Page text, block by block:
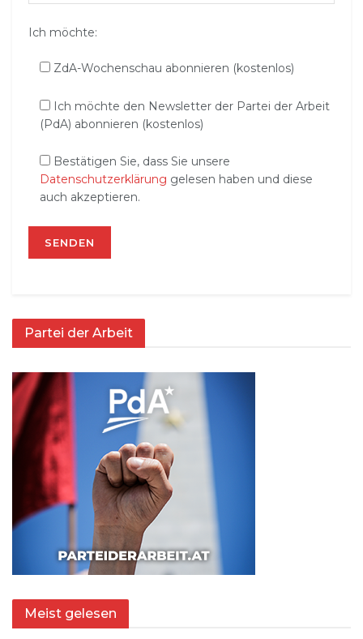
Ich möchte:
ZdA-Wochenschau abonnieren (kostenlos)
Ich möchte den Newsletter der Partei der Arbeit
(PdA) abonnieren (kostenlos)
Bestätigen Sie, dass Sie unsere
Datenschutzerklärung gelesen haben und diese
auch akzeptieren.
Partei der Arbeit
Meist gelesen